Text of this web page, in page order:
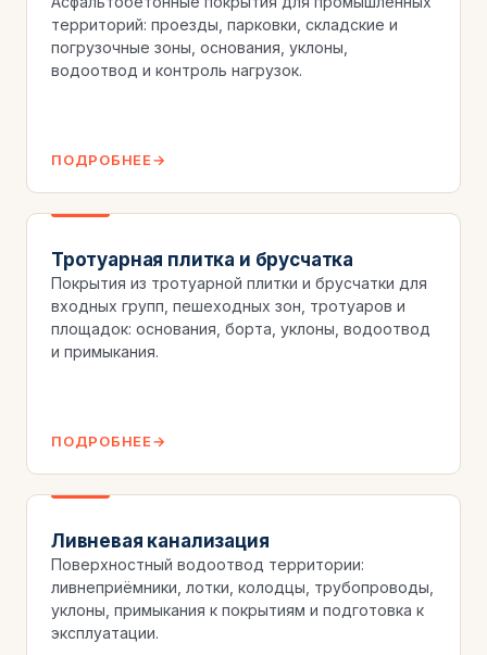
территорий: проезды, парковки, складские и
погрузочные зоны, основания, уклоны,
водоотвод и контроль нагрузок.
ПОДРОБНЕЕ
Тротуарная плитка и брусчатка
Покрытия из тротуарной плитки и брусчатки для
входных групп, пешеходных зон, тротуаров и
площадок: основания, борта, уклоны, водоотвод
и примыкания.
ПОДРОБНЕЕ
Ливневая канализация
Поверхностный водоотвод территории:
ливнеприёмники, лотки, колодцы, трубопроводы,
уклоны, примыкания к покрытиям и подготовка к
эксплуатации.